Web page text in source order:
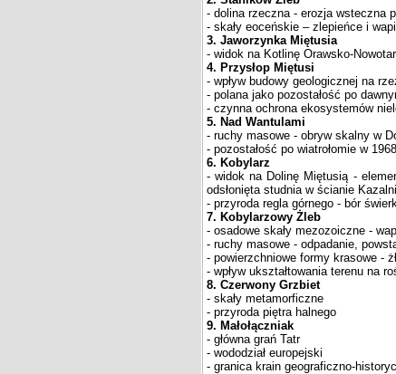
- dolina rzeczna - erozja wsteczna
- skały eoceńskie – zlepieńce i
3. Jaworzynka Miętusia
- widok na Kotlinę Orawsko-
4. Przysłop Miętusi
- wpływ budowy geologicznej na
- polana jako pozostałość po
- czynna ochrona ekosystemów
5. Nad Wantulami
- ruchy masowe - obryw skalny w
- pozostałość po wiatrołomie w
6. Kobylarz
- widok na Dolinę Miętusią -
odsłonięta studnia w ścianie
- przyroda regla górnego - bór
7. Kobylarzowy Żleb
- osadowe skały mezozoiczne -
- ruchy masowe - odpadanie,
- powierzchniowe formy krasowe -
- wpływ ukształtowania terenu na
8. Czerwony Grzbiet
- skały metamorficzne
- przyroda piętra halnego
9. Małołączniak
- główna grań Tatr
- wododział europejski
- granica krain geograficzno-